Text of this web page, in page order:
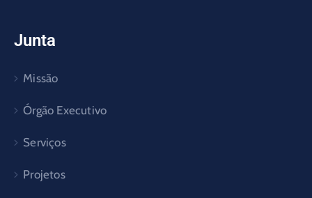
Junta
Missão
Órgão Executivo
Serviços
Projetos